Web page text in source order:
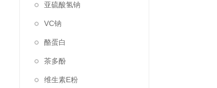
亚硫酸氢钠
VC钠
酪蛋白
茶多酚
维生素E粉